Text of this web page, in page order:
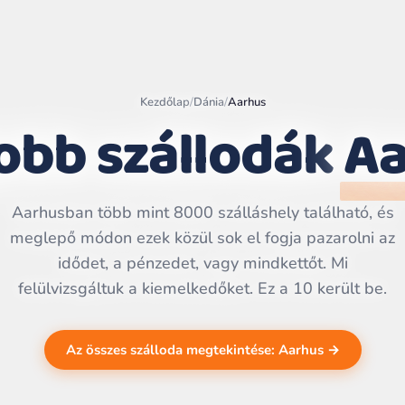
Leaflet
Kezdőlap/Dánia/Aarhus
szállodák
Aarhusban több mint 8000 szálláshely található, és
meglepő módon ezek közül sok el fogja pazarolni az
idődet, a pénzedet, vagy mindkettőt. Mi
felülvizsgáltuk a kiemelkedőket. Ez a 10 került be.
Az összes szálloda megtekintése: Aarhus →